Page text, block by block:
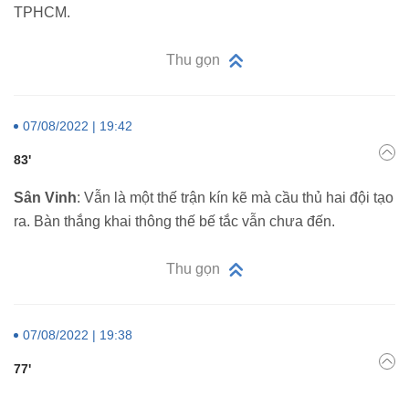
TPHCM.
Thu gọn
07/08/2022 | 19:42
83'
Sân Vinh: Vẫn là một thế trận kín kẽ mà cầu thủ hai đội tạo
ra. Bàn thắng khai thông thế bế tắc vẫn chưa đến.
Thu gọn
07/08/2022 | 19:38
77'